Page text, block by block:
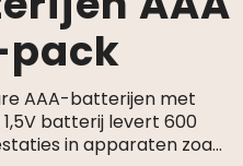
AAA-batterijen met
1,5V batterij levert 600
in apparaten zoa...